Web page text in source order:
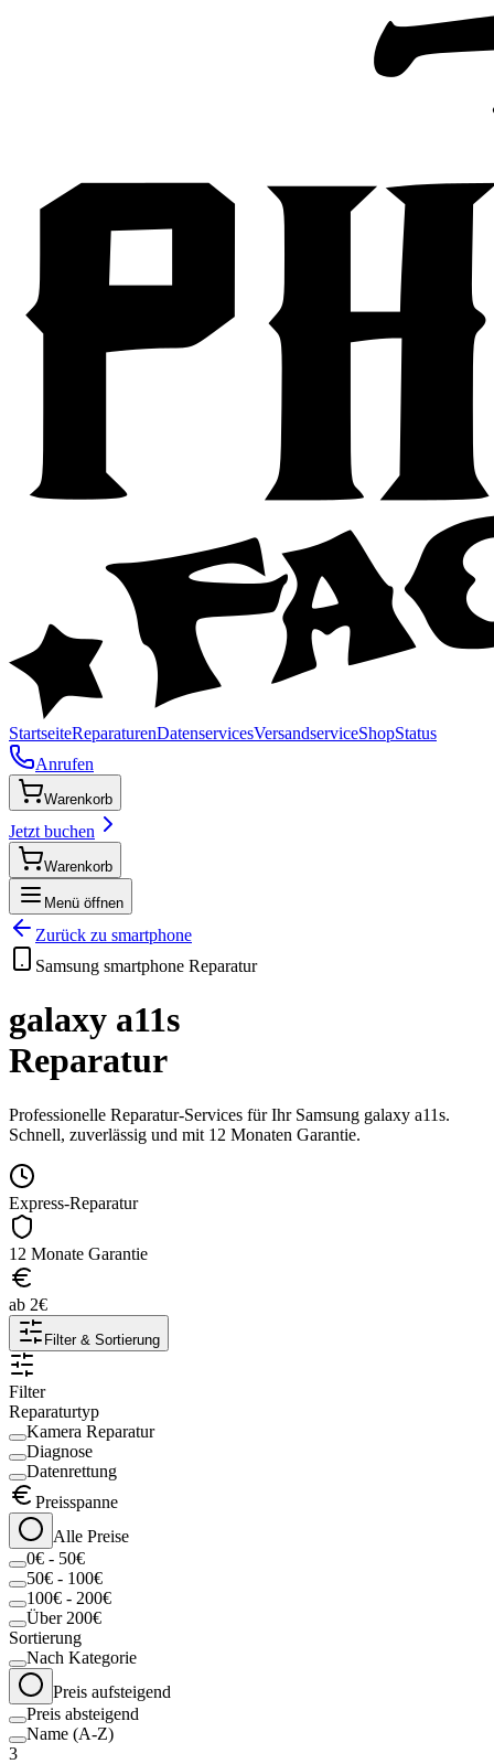
StartseiteReparaturenDatenservicesVersandserviceShopStatus
Anrufen
Warenkorb
Jetzt buchen
Warenkorb
Menü öffnen
Zurück zu smartphone
Samsung smartphone Reparatur
galaxy a11s
Reparatur
Professionelle Reparatur-Services für Ihr Samsung galaxy a11s.
Schnell, zuverlässig und mit 12 Monaten Garantie.
Express-Reparatur
12 Monate Garantie
ab 2€
Filter & Sortierung
Filter
Reparaturtyp
Kamera Reparatur
Diagnose
Datenrettung
Preisspanne
Alle Preise
0€ - 50€
50€ - 100€
100€ - 200€
Über 200€
Sortierung
Nach Kategorie
Preis aufsteigend
Preis absteigend
Name (A-Z)
3